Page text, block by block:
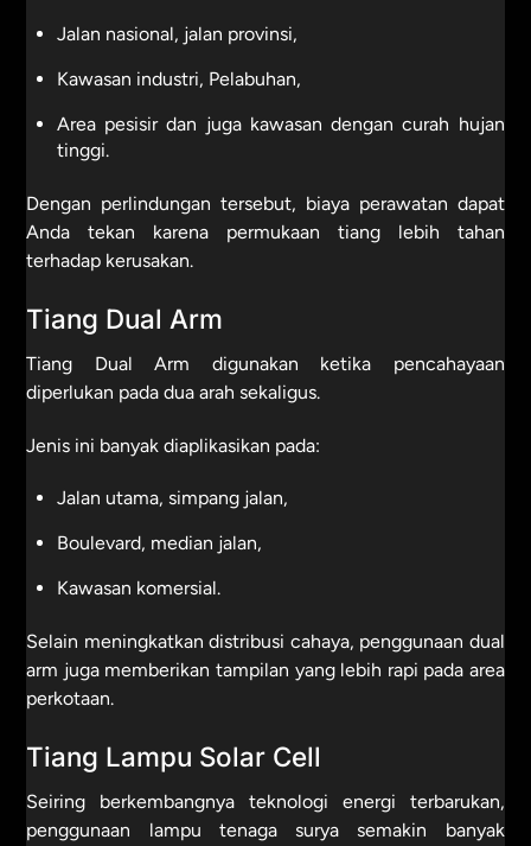
Jalan nasional, jalan provinsi,
Kawasan industri, Pelabuhan,
Area pesisir dan juga kawasan dengan curah hujan
tinggi.
Dengan perlindungan tersebut, biaya perawatan dapat
Anda tekan karena permukaan tiang lebih tahan
terhadap kerusakan.
Tiang Dual Arm
Tiang Dual Arm digunakan ketika pencahayaan
diperlukan pada dua arah sekaligus.
Jenis ini banyak diaplikasikan pada:
Jalan utama, simpang jalan,
Boulevard, median jalan,
Kawasan komersial.
Selain meningkatkan distribusi cahaya, penggunaan dual
arm juga memberikan tampilan yang lebih rapi pada area
perkotaan.
Tiang Lampu Solar Cell
Seiring berkembangnya teknologi energi terbarukan,
penggunaan lampu tenaga surya semakin banyak